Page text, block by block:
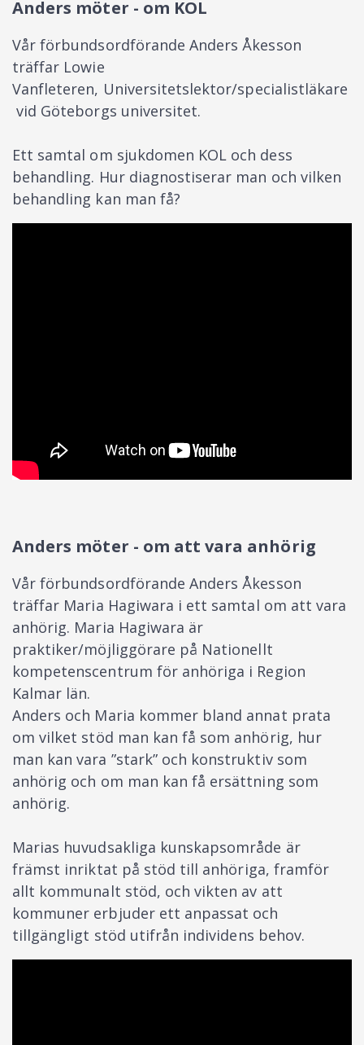
Anders möter - om KOL
Vår förbundsordförande Anders Åkesson
träffar Lowie
Vanfleteren, Universitetslektor/specialistläkare
vid Göteborgs universitet.
Ett samtal om sjukdomen KOL och dess
behandling. Hur diagnostiserar man och vilken
behandling kan man få?
Anders möter - om att vara anhörig
Vår förbundsordförande Anders Åkesson
träffar Maria Hagiwara i ett samtal om att vara
anhörig. Maria Hagiwara är
praktiker/möjliggörare på Nationellt
kompetenscentrum för anhöriga i Region
Kalmar län.
Anders och Maria kommer bland annat prata
om vilket stöd man kan få som anhörig, hur
man kan vara ”stark” och konstruktiv som
anhörig och om man kan få ersättning som
anhörig.
Marias huvudsakliga kunskapsområde är
främst inriktat på stöd till anhöriga, framför
allt kommunalt stöd, och vikten av att
kommuner erbjuder ett anpassat och
tillgängligt stöd utifrån individens behov.